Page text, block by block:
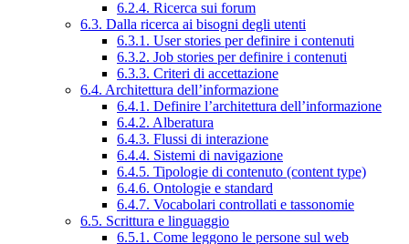
6.2.4. Ricerca sui forum
6.3. Dalla ricerca ai bisogni degli utenti
6.3.1. User stories per definire i contenuti
6.3.2. Job stories per definire i contenuti
6.3.3. Criteri di accettazione
6.4. Architettura dell’informazione
6.4.1. Definire l’architettura dell’informazione
6.4.2. Alberatura
6.4.3. Flussi di interazione
6.4.4. Sistemi di navigazione
6.4.5. Tipologie di contenuto (content type)
6.4.6. Ontologie e standard
6.4.7. Vocabolari controllati e tassonomie
6.5. Scrittura e linguaggio
6.5.1. Come leggono le persone sul web